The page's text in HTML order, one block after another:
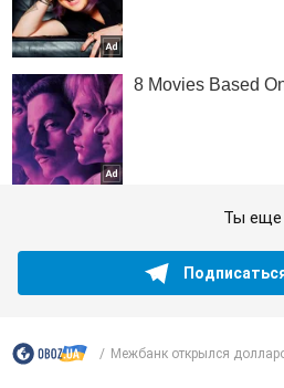
Ты еще
Межбанк открылся